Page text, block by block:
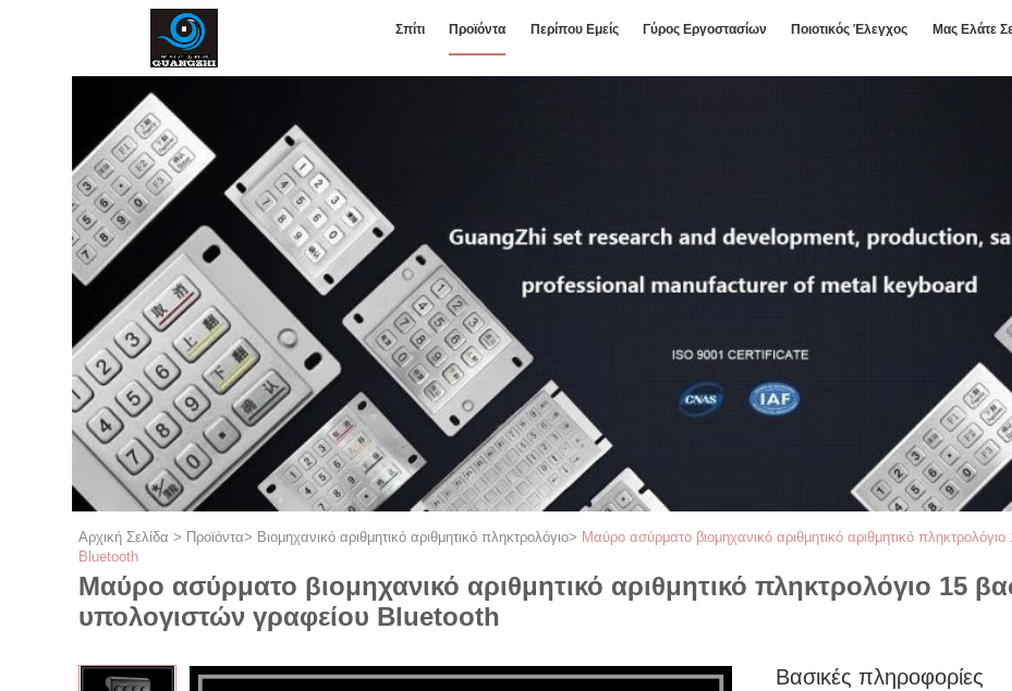
Σπίτι Προϊόντα Περίπου Εμείς Γύρος Εργοστασίων Ποιοτικός Έλεγχος Μας Ελάτε
Αρχική Σελίδα > Προϊόντα> Βιομηχανικό αριθμητικό αριθμητικό πληκτρολόγιο> Μαύρο ασύρματο βιομηχανικό αριθμητικό αριθμητικό
Bluetooth
Μαύρο ασύρματο βιομηχανικό αριθμητικό αριθμητικό πληκτρολόγιο 15
υπολογιστών γραφείου Bluetooth
Βασικές πληροφορίες